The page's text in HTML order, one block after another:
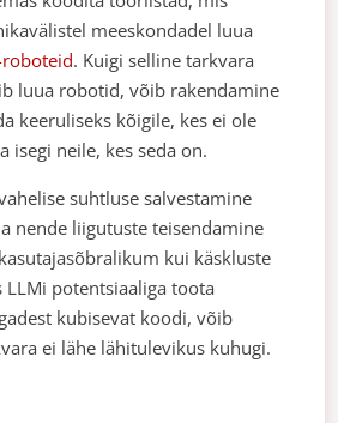
meeskondadel luua
roboteid. Kuigi selline tarkvara
luua robotid, võib rakendamine
keeruliseks kõigile, kes ei ole
isegi neile, kes seda on.
suhtluse salvestamine
nende liigutuste teisendamine
kui käskluste
LLMi potentsiaaliga toota
kubisevat koodi, võib
ei lähe lähitulevikus kuhugi.